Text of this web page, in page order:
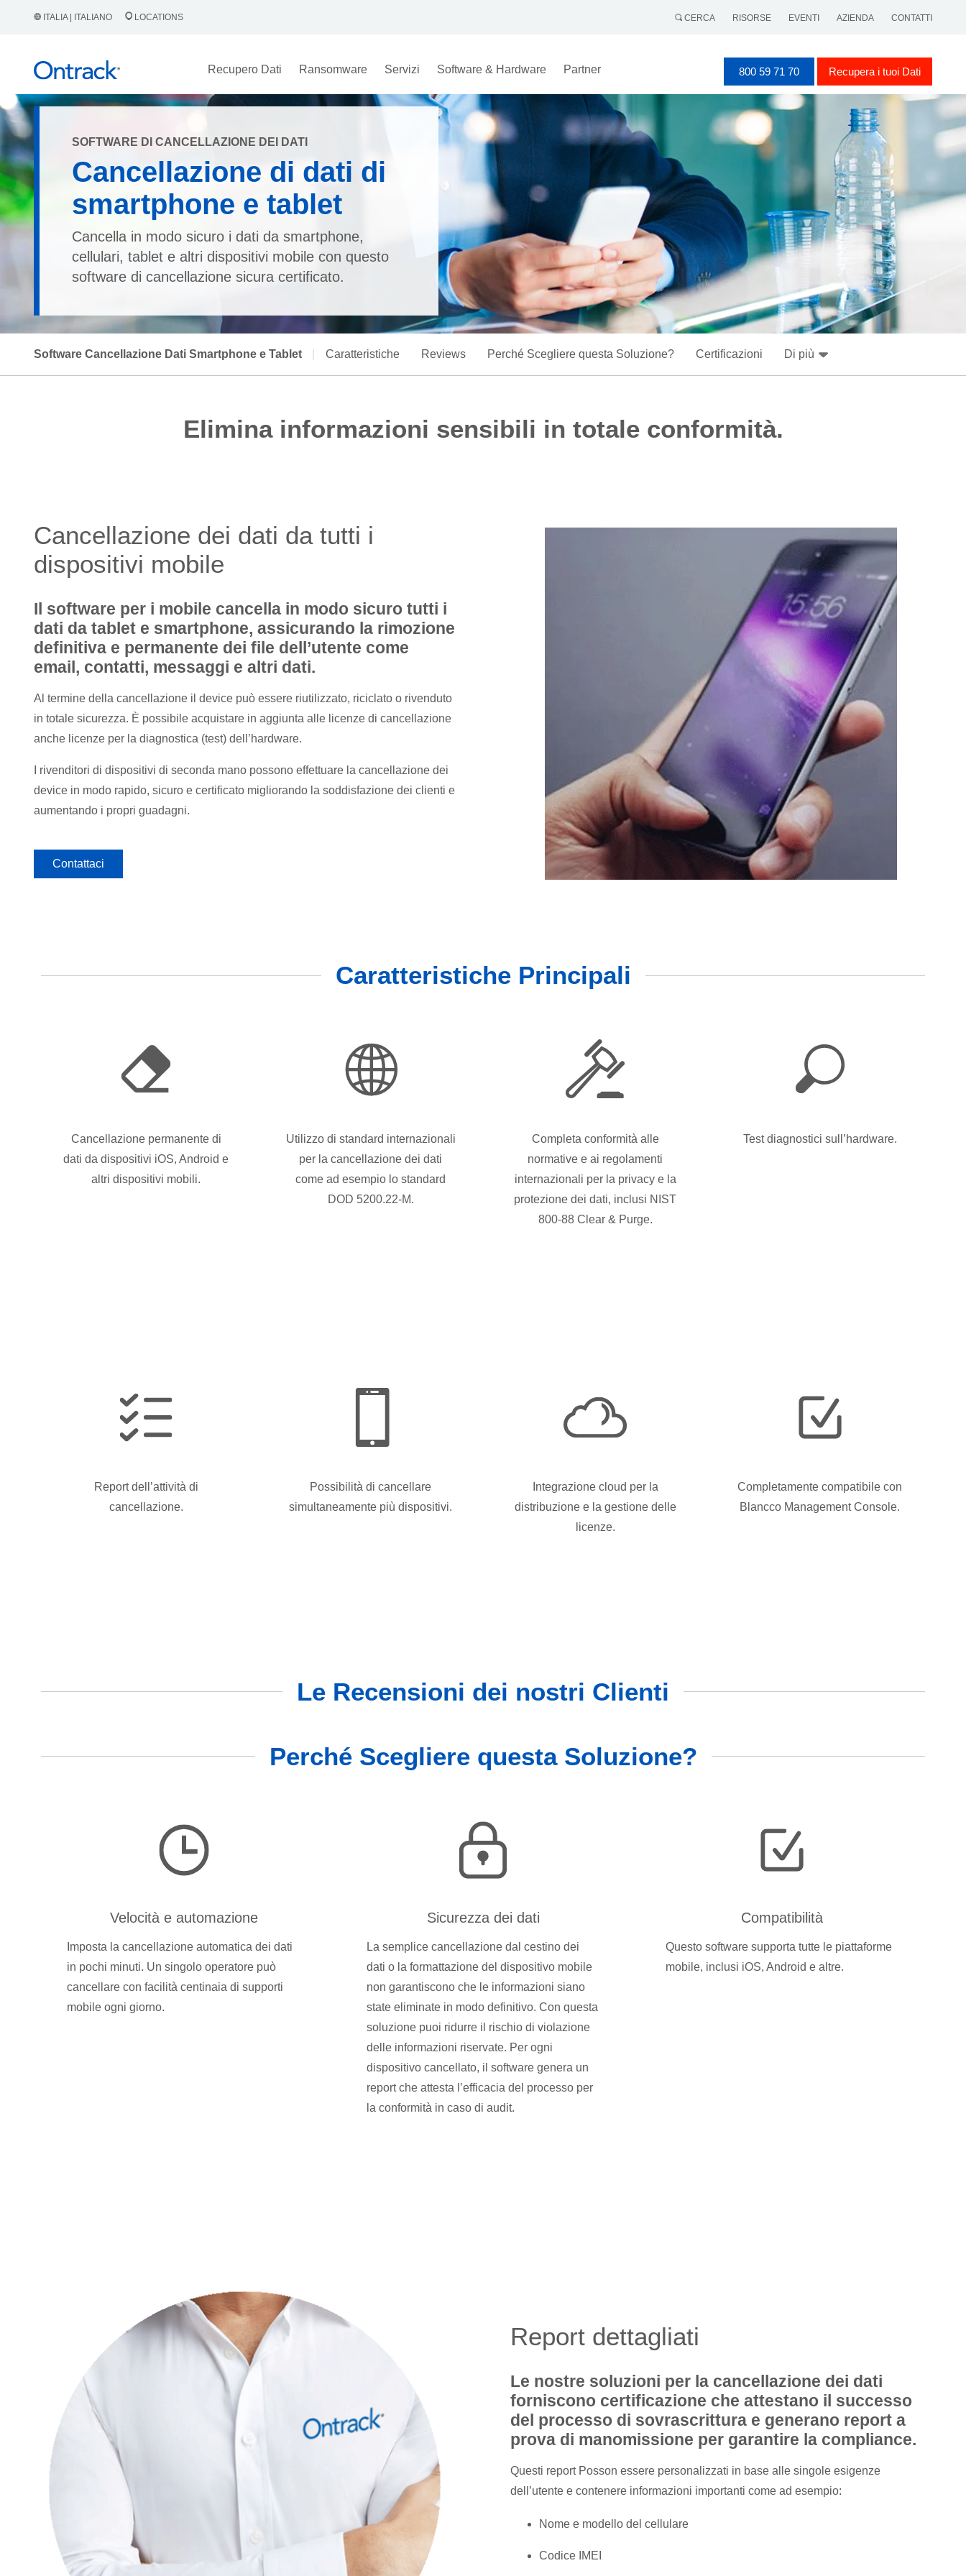
ITALIA | ITALIANO LOCATIONS CERCA RISORSE EVENTI AZIENDA CONTATTI
Recupero Dati Ransomware Servizi Software & Hardware Partner 800 59 71 70 Recupera i tuoi Dati
SOFTWARE DI CANCELLAZIONE DEI DATI
Cancellazione di dati di
smartphone e tablet
Cancella in modo sicuro i dati da smartphone,
cellulari, tablet e altri dispositivi mobile con questo
software di cancellazione sicura certificato.
Software Cancellazione Dati Smartphone e Tablet Caratteristiche Reviews Perché Scegliere questa Soluzione? Certificazioni Di più
Elimina informazioni sensibili in totale conformità.
Cancellazione dei dati da tutti i
dispositivi mobile
Il software per i mobile cancella in modo sicuro tutti i
dati da tablet e smartphone, assicurando la rimozione
definitiva e permanente dei file dell’utente come
email, contatti, messaggi e altri dati.
Al termine della cancellazione il device può essere riutilizzato, riciclato o rivenduto
in totale sicurezza. È possibile acquistare in aggiunta alle licenze di cancellazione
anche licenze per la diagnostica (test) dell’hardware.
I rivenditori di dispositivi di seconda mano possono effettuare la cancellazione dei
device in modo rapido, sicuro e certificato migliorando la soddisfazione dei clienti e
aumentando i propri guadagni.
Contattaci
Caratteristiche Principali
Cancellazione permanente di
dati da dispositivi iOS, Android e
altri dispositivi mobili.
Utilizzo di standard internazionali
per la cancellazione dei dati
come ad esempio lo standard
DOD 5200.22-M.
Completa conformità alle
normative e ai regolamenti
internazionali per la privacy e la
protezione dei dati, inclusi NIST
800-88 Clear & Purge.
Test diagnostici sull’hardware.
Report dell’attività di
cancellazione.
Possibilità di cancellare
simultaneamente più dispositivi.
Integrazione cloud per la
distribuzione e la gestione delle
licenze.
Completamente compatibile con
Blancco Management Console.
Le Recensioni dei nostri Clienti
Perché Scegliere questa Soluzione?
Velocità e automazione
Imposta la cancellazione automatica dei dati
in pochi minuti. Un singolo operatore può
cancellare con facilità centinaia di supporti
mobile ogni giorno.
Sicurezza dei dati
La semplice cancellazione dal cestino dei
dati o la formattazione del dispositivo mobile
non garantiscono che le informazioni siano
state eliminate in modo definitivo. Con questa
soluzione puoi ridurre il rischio di violazione
delle informazioni riservate. Per ogni
dispositivo cancellato, il software genera un
report che attesta l’efficacia del processo per
la conformità in caso di audit.
Compatibilità
Questo software supporta tutte le piattaforme
mobile, inclusi iOS, Android e altre.
Report dettagliati
Le nostre soluzioni per la cancellazione dei dati
forniscono certificazione che attestano il successo
del processo di sovrascrittura e generano report a
prova di manomissione per garantire la compliance.
Questi report Posson essere personalizzati in base alle singole esigenze
dell’utente e contenere informazioni importanti come ad esempio:
Nome e modello del cellulare
Codice IMEI